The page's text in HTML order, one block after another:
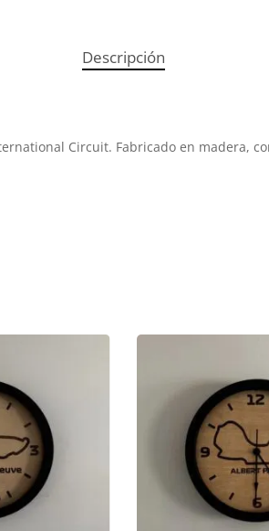
Descripción
Circuit. Fabricado en madera,